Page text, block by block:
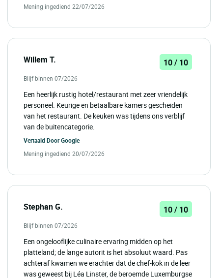
Mening ingediend 22/07/2026
Willem T. 10 / 10
Blijf binnen 07/2026
Een heerlijk rustig hotel/restaurant met zeer vriendelijk
personeel. Keurige en betaalbare kamers gescheiden
van het restaurant. De keuken was tijdens ons verblijf
van de buitencategorie.
Vertaald DoorGoogle
Mening ingediend 20/07/2026
Stephan G. 10 / 10
Blijf binnen 07/2026
Een ongelooflijke culinaire ervaring midden op het
platteland; de lange autorit is het absoluut waard. Pas
achteraf kwamen we erachter dat de chef-kok in de leer
was geweest bij Léa Linster, de beroemde Luxemburgse